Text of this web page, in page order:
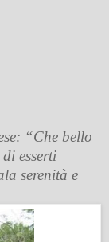
“Che bello
esserti
serenità e